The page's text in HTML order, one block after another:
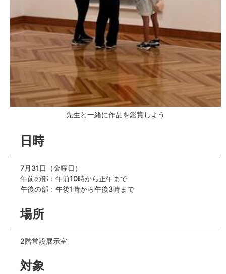
先生と一緒に作品を鑑賞しよう
日時
7月31日（金曜日）
午前の部：午前10時から正午まで
午後の部：午後1時から午後3時まで
場所
2階常設展示室
対象